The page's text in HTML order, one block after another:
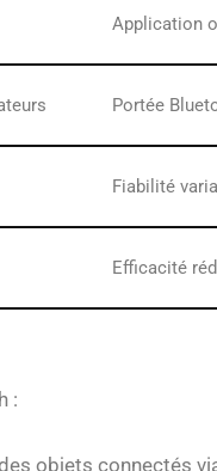
Application
Portée
Fiabilité
Efficacité
:
objets connectés